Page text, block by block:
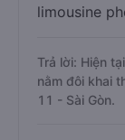
limousine
Trả lời: Hiện
nằm đôi khai
11 - Sài Gòn.